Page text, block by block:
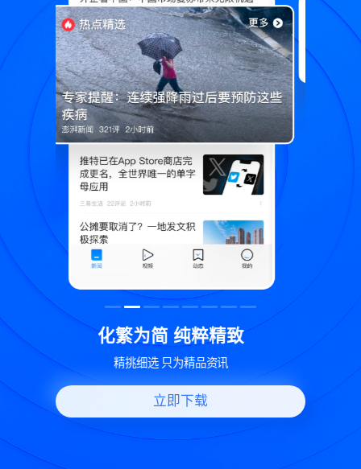
世界变化 热问一下
好问题好回答 多元视角看问题
立即下载